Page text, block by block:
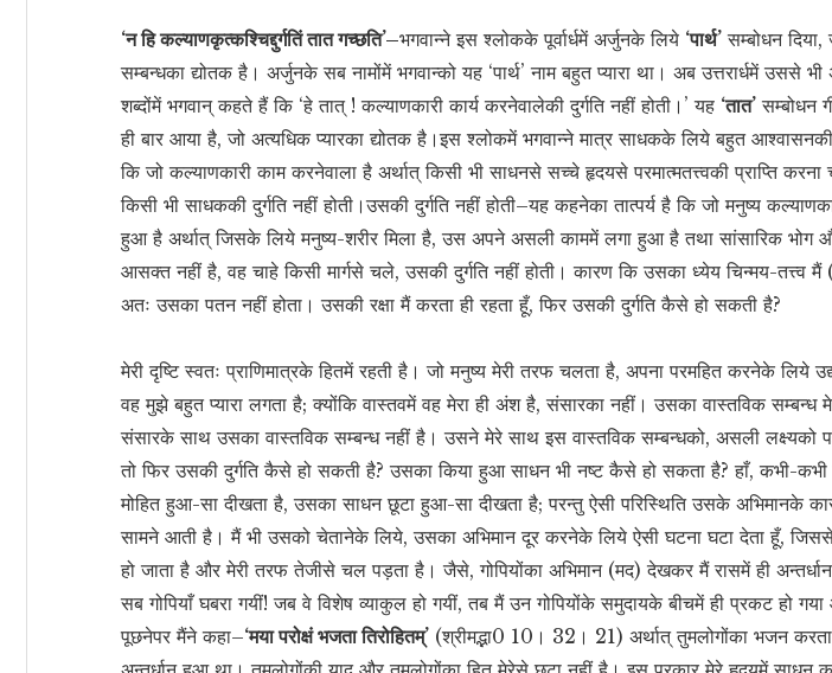
‘न हि कल्याणकृत्कश्चिद्दुर्गतिं तात गच्छति’–भगवान्ने इस श्लोकके पूर्वार्धमें अर्जुनके लिये ‘पार्थ’ सम्बोधन
सम्बन्धका द्योतक है। अर्जुनके सब नामोंमें भगवान्को यह ‘पार्थ’ नाम बहुत प्यारा था। अब उत्तरार्धमें उससे भी
शब्दोंमें भगवान् कहते हैं कि ‘हे तात् ! कल्याणकारी कार्य करनेवालेकी दुर्गति नहीं होती।’ यह ‘तात’ सम्बोधन
ही बार आया है, जो अत्यधिक प्यारका द्योतक है।इस श्लोकमें भगवान्ने मात्र साधकके लिये बहुत
कि जो कल्याणकारी काम करनेवाला है अर्थात् किसी भी साधनसे सच्चे हृदयसे परमात्मतत्त्वकी प्राप्ति करना
किसी भी साधककी दुर्गति नहीं होती।उसकी दुर्गति नहीं होती–यह कहनेका तात्पर्य है कि जो मनुष्य
हुआ है अर्थात् जिसके लिये मनुष्य-शरीर मिला है, उस अपने असली काममें लगा हुआ है तथा सांसारिक भोग
आसक्त नहीं है, वह चाहे किसी मार्गसे चले, उसकी दुर्गति नहीं होती। कारण कि उसका ध्येय चिन्मय-तत्त्व मैं
अतः उसका पतन नहीं होता। उसकी रक्षा मैं करता ही रहता हूँ, फिर उसकी दुर्गति कैसे हो सकती है?
मेरी दृष्टि स्वतः प्राणिमात्रके हितमें रहती है। जो मनुष्य मेरी तरफ चलता है, अपना परमहित करनेके लिये
वह मुझे बहुत प्यारा लगता है; क्योंकि वास्तवमें वह मेरा ही अंश है, संसारका नहीं। उसका वास्तविक सम्बन्ध
संसारके साथ उसका वास्तविक सम्बन्ध नहीं है। उसने मेरे साथ इस वास्तविक सम्बन्धको, असली लक्ष्यको
तो फिर उसकी दुर्गति कैसे हो सकती है? उसका किया हुआ साधन भी नष्ट कैसे हो सकता है? हाँ, कभी-
मोहित हुआ-सा दीखता है, उसका साधन छूटा हुआ-सा दीखता है; परन्तु ऐसी परिस्थिति उसके अभिमानके
सामने आती है। मैं भी उसको चेतानेके लिये, उसका अभिमान दूर करनेके लिये ऐसी घटना घटा देता हूँ,
हो जाता है और मेरी तरफ तेजीसे चल पड़ता है। जैसे, गोपियोंका अभिमान (मद) देखकर मैं रासमें ही अन्तर्धान
सब गोपियाँ घबरा गयीं! जब वे विशेष व्याकुल हो गयीं, तब मैं उन गोपियोंके समुदायके बीचमें ही प्रकट हो
पूछनेपर मैंने कहा–‘मया परोक्षं भजता तिरोहितम्’ (श्रीमद्भा0 10। 32। 21) अर्थात् तुमलोगोंका भजन